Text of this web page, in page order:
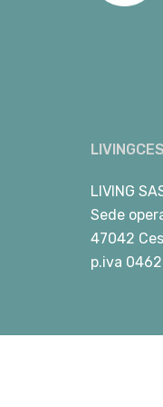
LIVING
Sede
47042
p.iva